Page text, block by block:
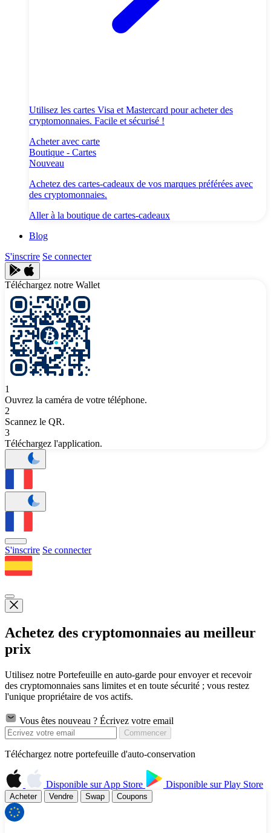
Utilisez les cartes Visa et Mastercard pour acheter des
cryptomonnaies. Facile et sécurisé !
Acheter avec carte
Boutique - Cartes
Nouveau
Achetez des cartes-cadeaux de vos marques préférées avec
des cryptomonnaies.
Aller à la boutique de cartes-cadeaux
Blog
S'inscrire Se connecter
Téléchargez notre Wallet
1
Ouvrez la caméra de votre téléphone.
2
Scannez le QR.
3
Téléchargez l'application.
S'inscrire Se connecter
Achetez des cryptomonnaies au meilleur
prix
Utilisez notre Portefeuille en auto-garde pour envoyer et recevoir
des cryptomonnaies sans limites et en toute sécurité ; vous restez
l'unique propriétaire de vos actifs.
Vous êtes nouveau ? Écrivez votre email
Commencer
Téléchargez notre portefeuille d'auto-conservation
Disponible sur App Store Disponible sur Play Store
Acheter Vendre Swap Coupons